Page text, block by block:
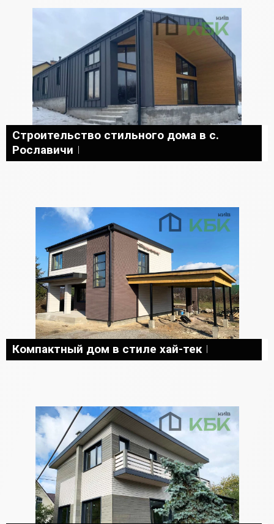
Строительство стильного дома в с.
Рославичи
Компактный дом в стиле хай-тек